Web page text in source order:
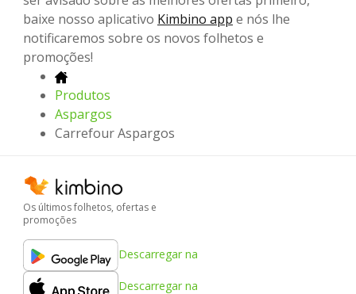
baixe nosso aplicativo Kimbino app e nós lhe
notificaremos sobre os novos folhetos e
promoções!
Produtos
Aspargos
Carrefour Aspargos
Os últimos folhetos, ofertas e
promoções
Descarregar na
Descarregar na